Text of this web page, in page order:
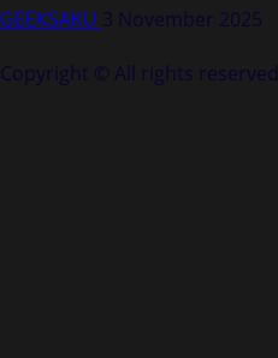
GEEKSAKU 3 November 2025
Copyright © All rights reserved.